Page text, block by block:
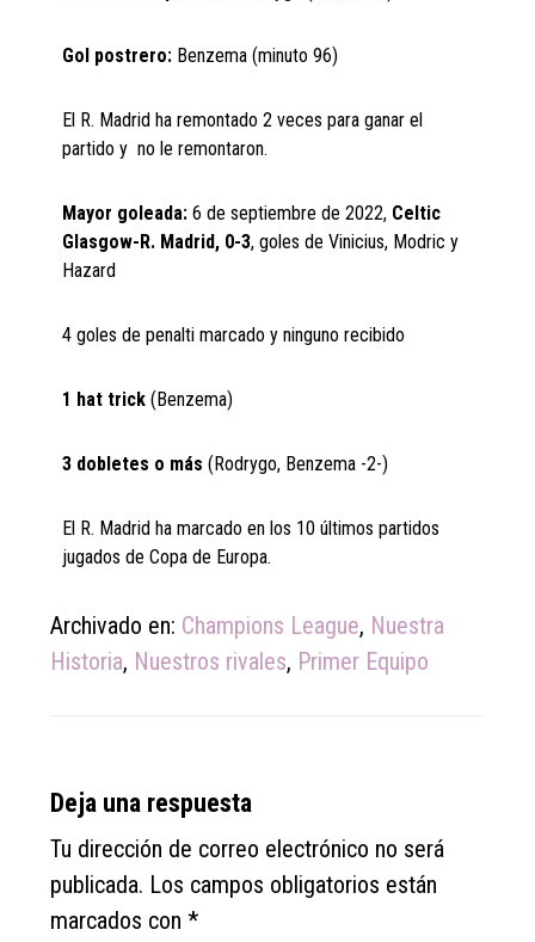
Gol postrero: Benzema (minuto 96)
El R. Madrid ha remontado 2 veces para ganar el
partido y no le remontaron.
Mayor goleada:6 de septiembre de 2022, Celtic
Glasgow-R. Madrid, 0-3, goles de Vinicius, Modric y
Hazard
4 goles de penalti marcado y ninguno recibido
1 hat trick(Benzema)
3 dobletes o más (Rodrygo, Benzema -2-)
El R. Madrid ha marcado en los 10 últimos partidos
jugados de Copa de Europa.
Archivado en: Champions League, Nuestra
Historia, Nuestros rivales, Primer Equipo
Reader
Interactions
Deja una respuesta
Tu dirección de correo electrónico no será
publicada. Los campos obligatorios están
marcados con*